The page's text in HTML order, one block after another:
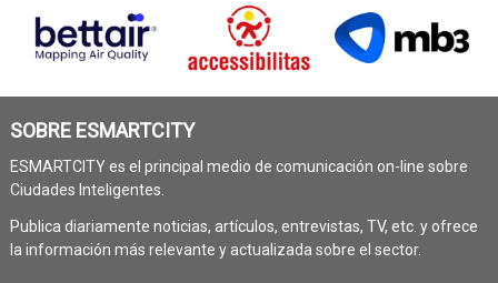
SOBRE ESMARTCITY
ESMARTCITY es el principal medio de comunicación on-line sobre
Ciudades Inteligentes.
Publica diariamente noticias, artículos, entrevistas, TV, etc. y ofrece
la información más relevante y actualizada sobre el sector.